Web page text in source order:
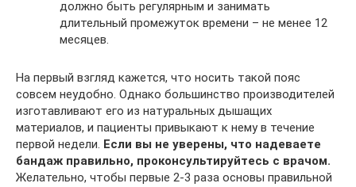
должно быть регулярным и занимать
длительный промежуток времени – не менее 12
месяцев.
На первый взгляд кажется, что носить такой пояс
совсем неудобно. Однако большинство производителей
изготавливают его из натуральных дышащих
материалов, и пациенты привыкают к нему в течение
первой недели. Если вы не уверены, что надеваете
бандаж правильно, проконсультируйтесь с врачом.
Желательно, чтобы первые 2-3 раза основы правильной